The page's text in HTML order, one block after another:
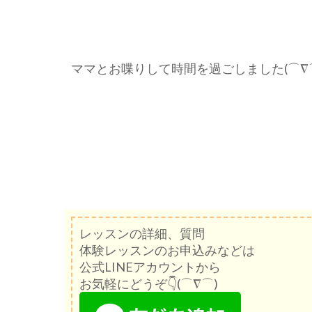
ママとお喋りして時間を過ごしました
レッスンの詳細、質問
体験レッスンのお申込みなどは
公式LINEアカウントから
お気軽にどうぞ👇(⌒∇⌒)